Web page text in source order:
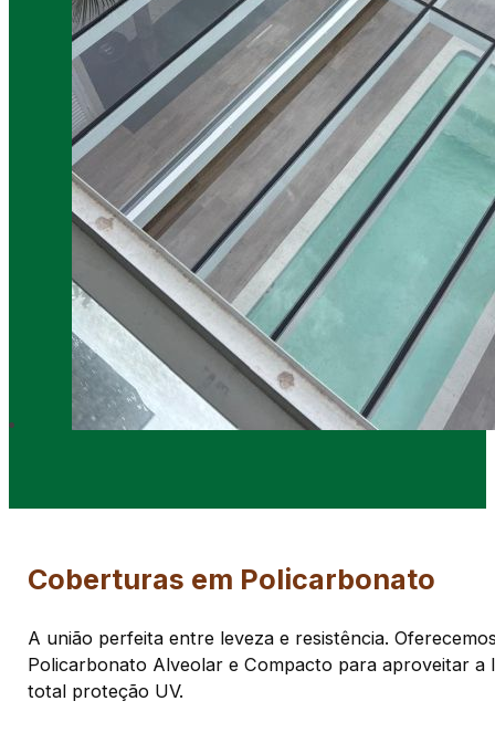
Coberturas em Policarbonato
A união perfeita entre leveza e resistência.
Policarbonato Alveolar e Compacto para aproveitar a
total proteção UV.